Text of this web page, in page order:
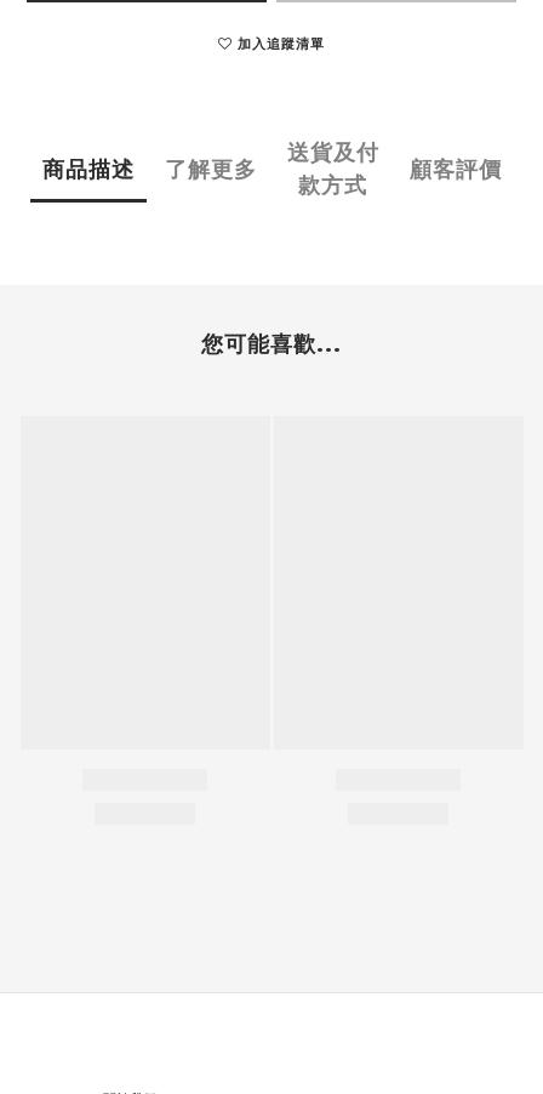
加入追蹤清單
商品描述 了解更多
送貨及付
款方式
顧客評價
您可能喜歡...